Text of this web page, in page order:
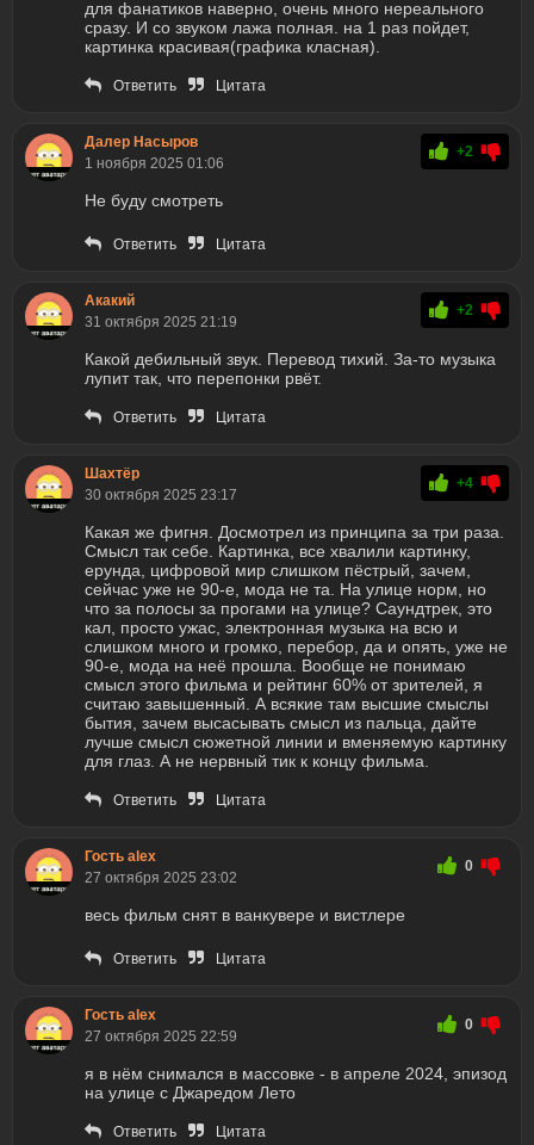
для фанатиков наверно, очень много нереального
сразу. И со звуком лажа полная. на 1 раз пойдет,
картинка красивая(графика класная).
Ответить Цитата
Далер Насыров
1 ноября 2025 01:06
+2
Не буду смотреть
Ответить Цитата
Акакий
31 октября 2025 21:19
+2
Какой дебильный звук. Перевод тихий. За-то музыка
лупит так, что перепонки рвёт.
Ответить Цитата
Шахтёр
30 октября 2025 23:17
+4
Какая же фигня. Досмотрел из принципа за три раза.
Смысл так себе. Картинка, все хвалили картинку,
ерунда, цифровой мир слишком пёстрый, зачем,
сейчас уже не 90-е, мода не та. На улице норм, но
что за полосы за прогами на улице? Саундтрек, это
кал, просто ужас, электронная музыка на всю и
слишком много и громко, перебор, да и опять, уже не
90-е, мода на неё прошла. Вообще не понимаю
смысл этого фильма и рейтинг 60% от зрителей, я
считаю завышенный. А всякие там высшие смыслы
бытия, зачем высасывать смысл из пальца, дайте
лучше смысл сюжетной линии и вменяемую картинку
для глаз. А не нервный тик к концу фильма.
Ответить Цитата
Гость alex
27 октября 2025 23:02
0
весь фильм снят в ванкувере и вистлере
Ответить Цитата
Гость alex
27 октября 2025 22:59
0
я в нём снимался в массовке - в апреле 2024, эпизод
на улице с Джаредом Лето
Ответить Цитата